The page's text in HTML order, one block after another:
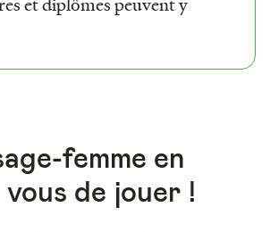
femme en
de jouer !